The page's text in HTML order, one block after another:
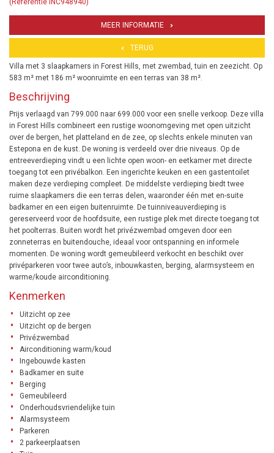
(Referentie INC948940)
MEER INFORMATIE
TERUG
Villa met 3 slaapkamers in Forest Hills, met zwembad, tuin en zeezicht. Op
583 m² met 186 m² woonruimte en een terras van 38 m².
Beschrijving
Prijs verlaagd van 799.000 naar 699.000 voor een snelle verkoop. Deze villa
in Forest Hills combineert een rustige woonomgeving met open uitzicht
over de bergen, het platteland en de zee, op slechts enkele minuten van
Estepona en de kust. De woning is verdeeld over drie niveaus. Op de
entreeverdieping vindt u een lichte open woon- en eetkamer met directe
toegang tot een privébalkon. Een ingerichte keuken en een gastentoilet
maken deze verdieping compleet. De middelste verdieping biedt twee
ruime slaapkamers die een terras delen, waaronder één met en-suite
badkamer en een eigen buitenruimte. De tuinniveauverdieping is
gereserveerd voor de hoofdsuite, een rustige plek met directe toegang tot
het poolterras. Buiten wordt het privézwembad omgeven door een
zonneterras en buitendouche, ideaal voor ontspanning en informele
momenten. De woning wordt gemeubileerd verkocht en beschikt over
privéparkeren voor twee auto’s, inbouwkasten, berging, alarmsysteem en
warme/koude airconditioning.
Kenmerken
Uitzicht op zee
Uitzicht op de bergen
Privézwembad
Airconditioning warm/koud
Ingebouwde kasten
Badkamer en suite
Berging
Gemeubileerd
Onderhoudsvriendelijke tuin
Alarmsysteem
Parkeren
2 parkeerplaatsen